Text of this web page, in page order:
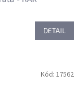
DETAIL
Kód: 17562